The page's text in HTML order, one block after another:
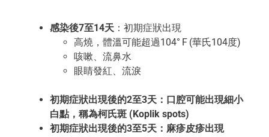
感染後7至14天：初期症狀出現
高燒，體溫可能超過104° F (華氏104度)
咳嗽、流鼻水
眼睛發紅、流淚
初期症狀出現後的2至3天：口腔可能出現細小
白點，稱為柯氏斑 (Koplik spots)
初期症狀出現後的3至5天：麻疹皮疹出現